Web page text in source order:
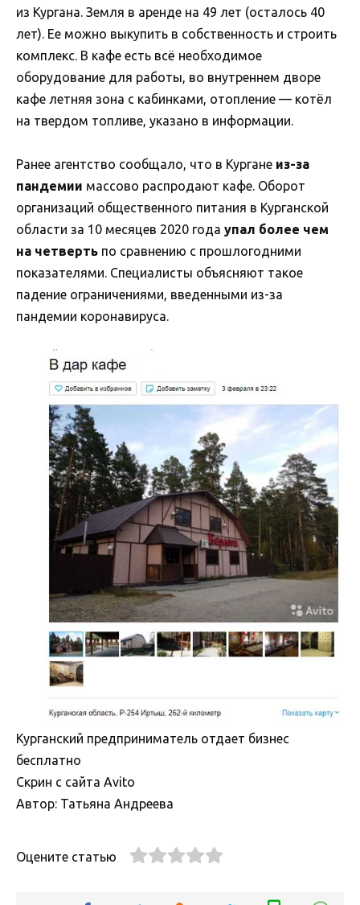
из Кургана. Земля в аренде на 49 лет (осталось 40
лет). Ее можно выкупить в собственность и строить
комплекс. В кафе есть всё необходимое
оборудование для работы, во внутреннем дворе
кафе летняя зона с кабинками, отопление — котёл
на твердом топливе, указано в информации.
Ранее агентство сообщало, что в Кургане из-за
пандемии массово распродают кафе. Оборот
организаций общественного питания в Курганской
области за 10 месяцев 2020 года упал более чем
на четверть по сравнению с прошлогодними
показателями. Специалисты объясняют такое
падение ограничениями, введенными из-за
пандемии коронавируса.
Курганский предприниматель отдает бизнес
бесплатно
Скрин с сайта Avito
Автор: Татьяна Андреева
Оцените статью